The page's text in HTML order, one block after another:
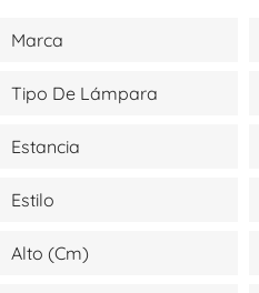
Marca
Tipo De Lámpara
Estancia
Estilo
Alto (cm)